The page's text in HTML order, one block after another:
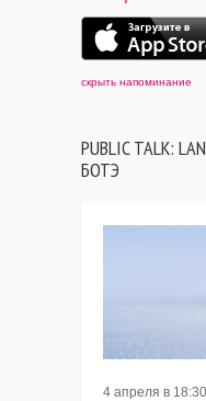
ПАРТНЕРАМ
КОНТАКТЫ
скрыть напоминание
PUBLIC TALK:
БОТЭ
4 апреля в